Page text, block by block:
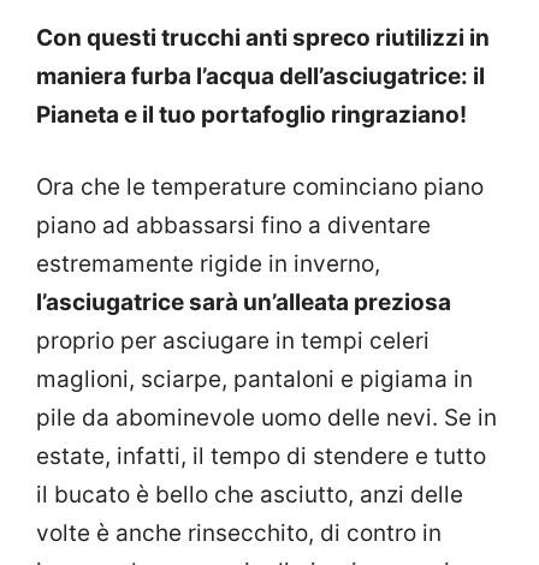
Con questi trucchi anti spreco riutilizzi in
maniera furba l’acqua dell’asciugatrice: il
Pianeta e il tuo portafoglio ringraziano!
Ora che le temperature cominciano piano
piano ad abbassarsi fino a diventare
estremamente rigide in inverno,
l’asciugatrice sarà un’alleata preziosa
proprio per asciugare in tempi celeri
maglioni, sciarpe, pantaloni e pigiama in
pile da abominevole uomo delle nevi. Se in
estate, infatti, il tempo di stendere e tutto
il bucato è bello che asciutto, anzi delle
volte è anche rinsecchito, di contro in